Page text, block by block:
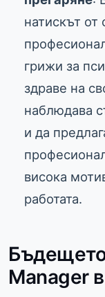
натискът от
грижи за
здраве на
наблюдава
и да
висока
работата.
Manager